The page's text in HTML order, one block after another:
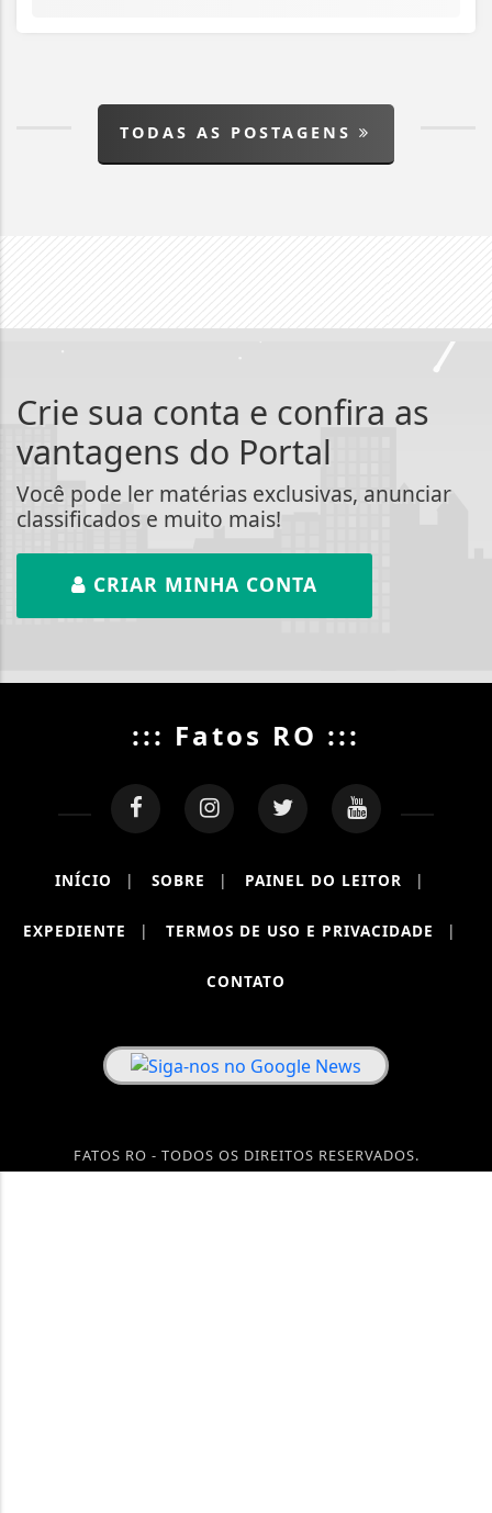
TODAS AS POSTAGENS
Crie sua conta e confira as
vantagens do Portal
Você pode ler matérias exclusivas, anunciar
classificados e muito mais!
CRIAR MINHA CONTA
::: Fatos RO :::
INÍCIO | SOBRE | PAINEL DO LEITOR |
EXPEDIENTE | TERMOS DE USO E PRIVACIDADE |
CONTATO
FATOS RO - TODOS OS DIREITOS RESERVADOS.